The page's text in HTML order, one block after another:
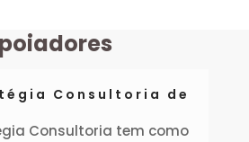
Consultoria de
Consultoria tem como